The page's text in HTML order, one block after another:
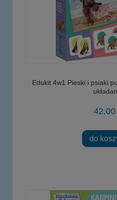
Edukit 4w1 Pieski i psiaki
42,00
do